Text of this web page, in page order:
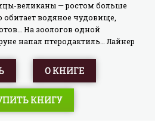
великаны — ростом больше
обитает водяное чудовище,
На зоологов одной
напал птеродактиль… Лайнер
«Брунсвик» был атакован
здесь правда, а что
зоологические
тайны джунглей, вы с
книгу «Следы невиданных зверей».
О КНИГЕ
КНИГУ